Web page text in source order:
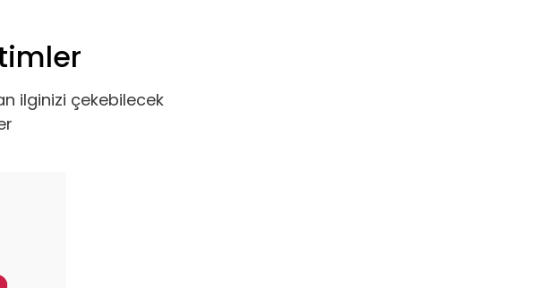
ilginizi çekebilecek